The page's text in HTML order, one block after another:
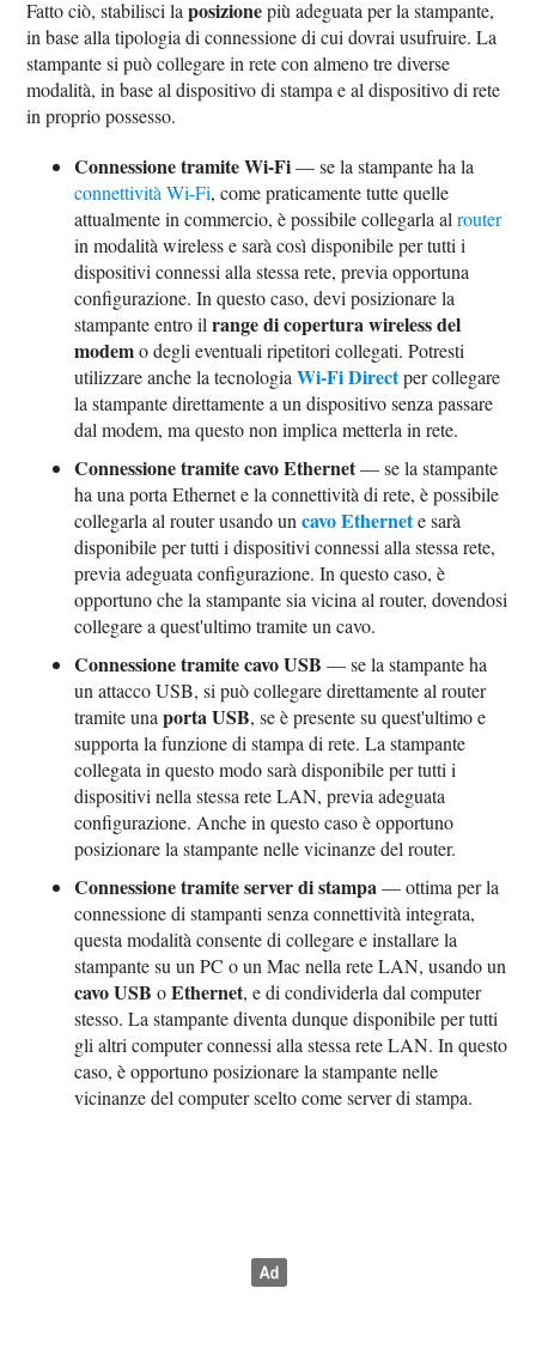
Fatto ciò, stabilisci laposizionepiù adeguata per la stampante,
in base alla tipologia di connessione di cui dovrai usufruire. La
stampante si può collegare in rete con almeno tre diverse
modalità, in base al dispositivo di stampa e al dispositivo di rete
in proprio possesso.
Connessione tramite Wi-Fi— se la stampante ha la
connettività Wi-Fi, come praticamente tutte quelle
attualmente in commercio, è possibile collegarla alrouter
in modalità wireless e sarà così disponibile per tutti i
dispositivi connessi alla stessa rete, previa opportuna
configurazione. In questo caso, devi posizionare la
stampante entro ilrange di copertura wireless del
modemo degli eventuali ripetitori collegati. Potresti
utilizzare anche la tecnologiaWi-Fi Directper collegare
la stampante direttamente a un dispositivo senza passare
dal modem, ma questo non implica metterla in rete.
Connessione tramite cavo Ethernet— se la stampante
ha una porta Ethernet e la connettività di rete, è possibile
collegarla al router usando uncavo Ethernete sarà
disponibile per tutti i dispositivi connessi alla stessa rete,
previa adeguata configurazione. In questo caso, è
opportuno che la stampante sia vicina al router, dovendosi
collegare a quest'ultimo tramite un cavo.
Connessione tramite cavo USB — se la stampante ha
un attacco USB, si può collegare direttamente al router
tramite unaporta USB, se è presente su quest'ultimo e
supporta la funzione di stampa di rete. La stampante
collegata in questo modo sarà disponibile per tutti i
dispositivi nella stessa rete LAN, previa adeguata
configurazione. Anche in questo caso è opportuno
posizionare la stampante nelle vicinanze del router.
Connessione tramite server di stampa— ottima per la
connessione di stampanti senza connettività integrata,
questa modalità consente di collegare e installare la
stampante su un PC o un Mac nella rete LAN, usando un
cavo USB oEthernet, e di condividerla dal computer
stesso. La stampante diventa dunque disponibile per tutti
gli altri computer connessi alla stessa rete LAN. In questo
caso, è opportuno posizionare la stampante nelle
vicinanze del computer scelto come server di stampa.